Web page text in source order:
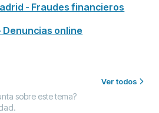
- Fraudes financieros
Denuncias online
sobre este tema?
Ver todos